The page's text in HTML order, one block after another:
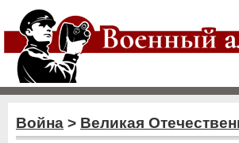
Война > Великая